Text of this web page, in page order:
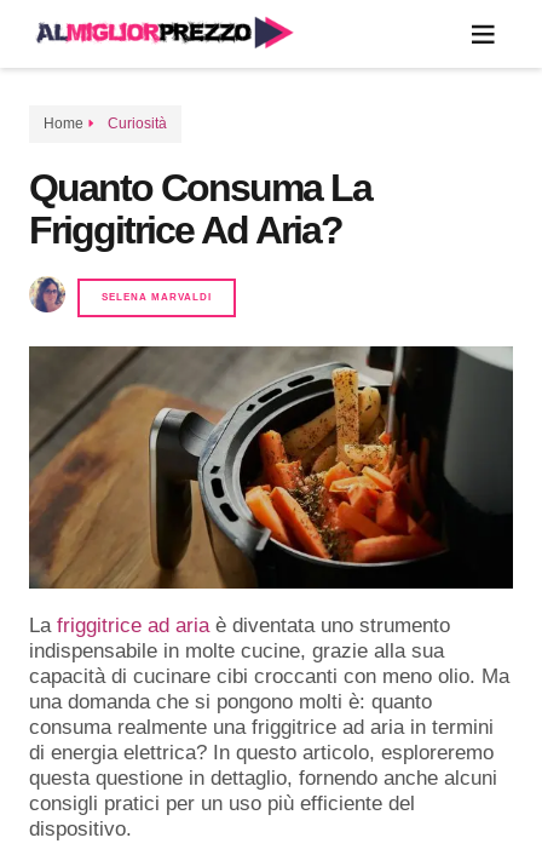
Home Curiosità
Quanto Consuma La
Friggitrice Ad Aria?
SELENA MARVALDI
La friggitrice ad aria è diventata uno strumento
indispensabile in molte cucine, grazie alla sua
capacità di cucinare cibi croccanti con meno olio. Ma
una domanda che si pongono molti è: quanto
consuma realmente una friggitrice ad aria in termini
di energia elettrica? In questo articolo, esploreremo
questa questione in dettaglio, fornendo anche alcuni
consigli pratici per un uso più efficiente del
dispositivo.